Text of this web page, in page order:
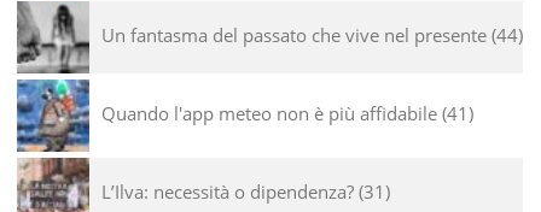
Un fantasma del passato che vive nel presente 44
Quando l'app meteo non è più affidabile 41
L’Ilva: necessità o dipendenza? 31